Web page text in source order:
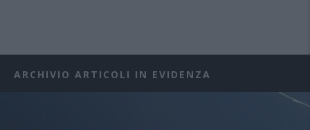
ARCHIVIO ARTICOLI IN EVIDENZA